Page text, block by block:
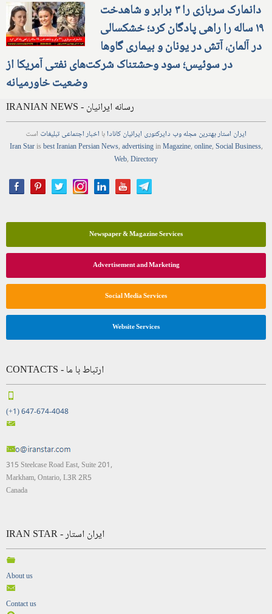
دانمارک سربازی را ۳ برابر و شاهدخت
۱۹ ساله را راهی پادگان کرد؛ خشکسالی
در آلمان، آتش در یونان و بیماری گاوها
در سوئیس؛ سود وحشتناک شرکت‌های نفتی آمریکا از
وضعیت خاورمیانه
IRANIAN NEWS - رسانه ایرانیان
ایران استاربهترین مجلهوب دایرکتوری ایرانیان کانادابا اخباراجتماعیتبلیغات است
Iran Starisbest Iranian PersianNews,advertisinginMagazine,online,Social Business,
Web,Directory
Newspaper & Magazine Services
Advertisement and Marketing
Social Media Services
Website Services
CONTACTS - ارتباط با ما
(+1) 647-674-4048
315 Steelcase Road East, Suite 201,
Markham, Ontario, L3R 2R5
Canada
IRAN STAR - ایران استار
About us
Contact us